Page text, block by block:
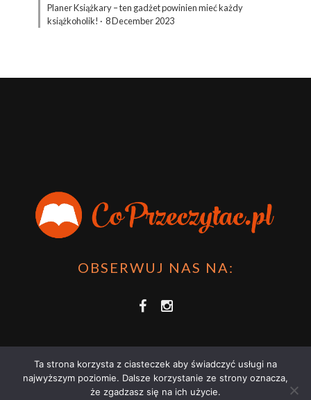
Planer Książkary – ten gadżet powinien mieć każdy
książkoholik! · 8 December 2023
OBSERWUJ NAS NA:
Ta strona korzysta z ciasteczek aby świadczyć usługi na
najwyższym poziomie. Dalsze korzystanie ze strony oznacza,
że zgadzasz się na ich użycie.